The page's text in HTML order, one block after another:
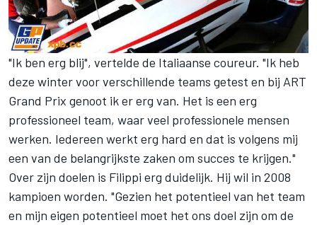
"Ik ben erg blij", vertelde de Italiaanse coureur. "Ik heb
deze winter voor verschillende teams getest en bij ART
Grand Prix genoot ik er erg van. Het is een erg
professioneel team, waar veel professionele mensen
werken. Iedereen werkt erg hard en dat is volgens mij
een van de belangrijkste zaken om succes te krijgen."
Over zijn doelen is Filippi erg duidelijk. Hij wil in 2008
kampioen worden. "Gezien het potentieel van het team
en mijn eigen potentieel moet het ons doel zijn om de